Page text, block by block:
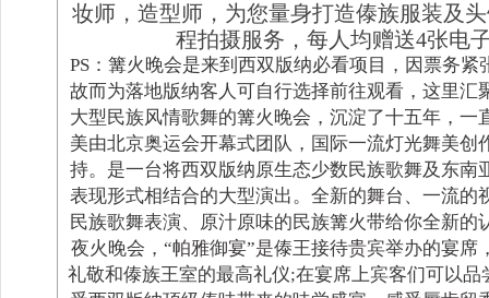
妆师，造型师，为您量身打造傣族服装及
程拍摄服务，每人均赠送4张电
PS：篝火晚会是来到西双版纳必看项目，因票务紧
故而为落地版纳客人可自行选择前往观看 ，这里汇
大型民族风情歌舞的篝火晚会，沉淀了十五年，一
美由北京奥运会开幕式团队，国际一流灯光舞美
持。是一台将西双版纳原生态少数民族歌舞及东南
表现形式相结合的大型演出。全新的舞台、一流的
民族歌舞表演、原汁原味的民族篝火带给你全新的
夜火晚会，“帕雅御宴”是傣王接待贵宾举办的宴席
礼敬和傣族王室的最高礼仪;在宴席上宾客们可以品